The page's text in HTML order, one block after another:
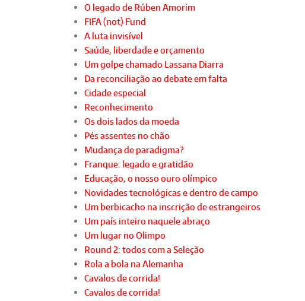
O legado de Rúben Amorim
FIFA (not) Fund
A luta invisível
Saúde, liberdade e orçamento
Um golpe chamado Lassana Diarra
Da reconciliação ao debate em falta
Cidade especial
Reconhecimento
Os dois lados da moeda
Pés assentes no chão
Mudança de paradigma?
Franque: legado e gratidão
Educação, o nosso ouro olímpico
Novidades tecnológicas e dentro de campo
Um berbicacho na inscrição de estrangeiros
Um país inteiro naquele abraço
Um lugar no Olimpo
Round 2: todos com a Seleção
Rola a bola na Alemanha
Cavalos de corrida!
Cavalos de corrida!